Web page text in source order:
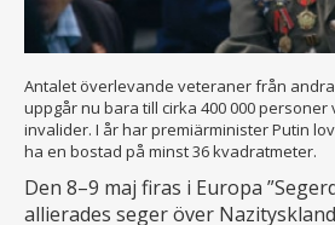
Antalet överlevande veteraner från
uppgår nu bara till cirka 400 000 personer
invalider. I år har premiärminister Putin
ha en bostad på minst 36 kvadratmeter.
Den 8–9 maj firas i Europa
allierades seger över